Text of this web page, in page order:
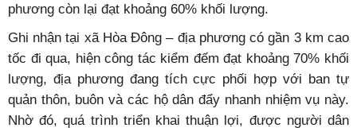
phương còn lại đạt khoảng 60% khối lượng.
Ghi nhận tại xã Hòa Đông – địa phương có gần 3 km cao
tốc đi qua, hiện công tác kiểm đếm đạt khoảng 70% khối
lượng, địa phương đang tích cực phối hợp với ban tự
quản thôn, buôn và các hộ dân đẩy nhanh nhiệm vụ này.
Nhờ đó, quá trình triển khai thuận lợi, được người dân